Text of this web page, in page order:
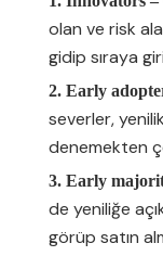
olan ve risk
gidip sıraya
2. Early
severler,
denemekten
3. Early
de yeniliğe
görüp satın